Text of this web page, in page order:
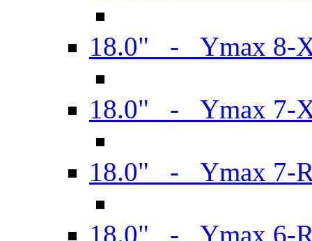
18.0" - Ymax 8-
18.0" - Ymax 7-
18.0" - Ymax 7-
18.0" - Ymax 6-